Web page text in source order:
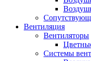
Вентиляция
Вентиляторы
Системы